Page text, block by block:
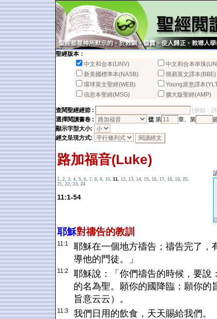
聖經版本：
中文和合本(UNV)
中文和合本串珠
新美國標準本(NASB)
簡易英文譯本(BBE)
環球英文聖經(WEB)
Young原意譯本
信息本聖經(MSG)
擴大版聖經(AMP)
查閱聖經經節 :
(例如：
選擇閱讀書卷 :
從 第 章、第
顯示字型大小:
經文呈現方式:
路加福音(Luke)
1, 2, 3, 4, 5, 6, 7, 8, 9, 10, 11, 12, 13, 14, 15, 16, 17, 18, 19, 20,
21, 22, 23, 24
11:1-54
耶穌對禱告的教訓
11:1
耶穌在一個地方禱告；禱告完了，
導他的門徒。」
11:2
耶穌說：「你們禱告的時候，要說
的名為聖。願你的國降臨；願你的
旨意云云）。
11:3 我們日用的飲食，天天賜給我們。